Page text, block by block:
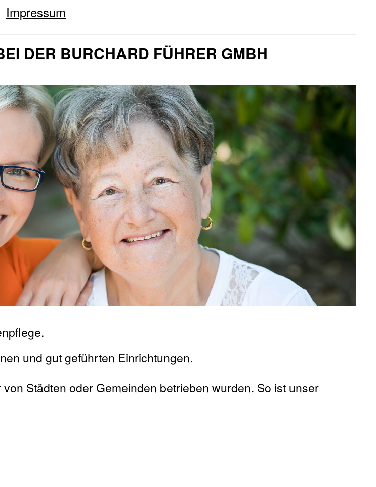
Impressum
DER BURCHARD FÜHRER GMBH
und gut geführten Einrichtungen.
Städten oder Gemeinden betrieben wurden. So ist unser